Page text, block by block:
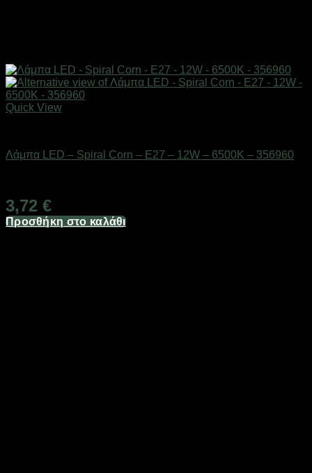
Quick View
Λάμπα LED – Spiral Corn – E27 – 12W – 6500K – 356960
3,72 €
Προσθήκη στο καλάθι